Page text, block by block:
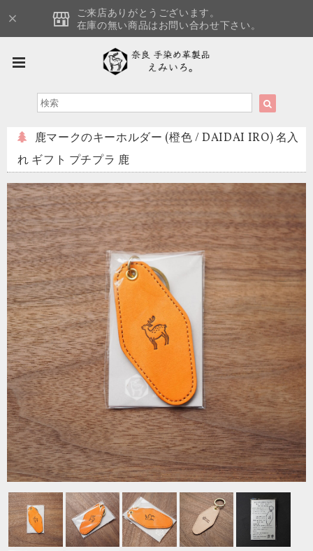
ご来店ありがとうございます。
在庫の無い商品はお問い合わせ下さい。
鹿マークのキーホルダー (橙色 / DAIDAI IRO) 名入
れ ギフト プチプラ 鹿